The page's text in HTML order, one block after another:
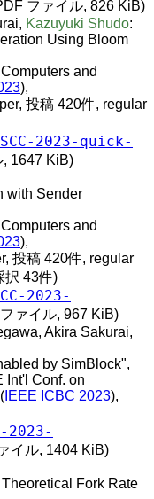
ファイル, 826 KiB)
Kazuyuki Shudo:
Using Bloom
and
),
投稿 420件, regular
2023-quick-
1647 KiB)
with Sender
and
),
投稿 420件, regular
択 43件)
2023-
ァイル, 967 KiB)
Akira Sakurai,
by SimBlock",
Int'l Conf. on
IEEE ICBC 2023),
2023-
イル, 1404 KiB)
Fork Rate